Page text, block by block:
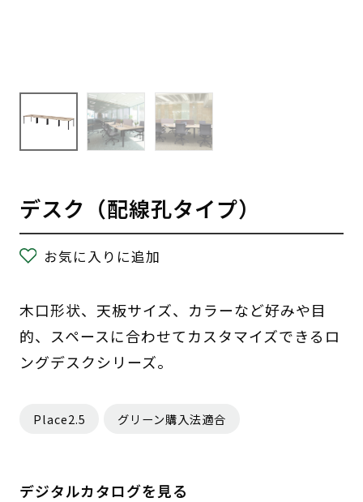
デスク（配線孔タイプ）
お気に入りに追加
木口形状、天板サイズ、カラーなど好みや目
的、スペースに合わせてカスタマイズできるロ
ングデスクシリーズ。
Place2.5 グリーン購入法適合
デジタルカタログを見る